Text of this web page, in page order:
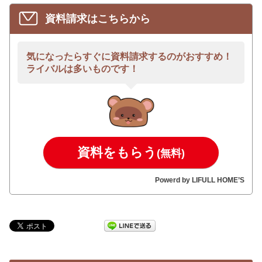
資料請求はこちらから
気になったらすぐに資料請求するのがおすすめ！
ライバルは多いものです！
資料をもらう (無料)
Powerd by LIFULL HOME’S